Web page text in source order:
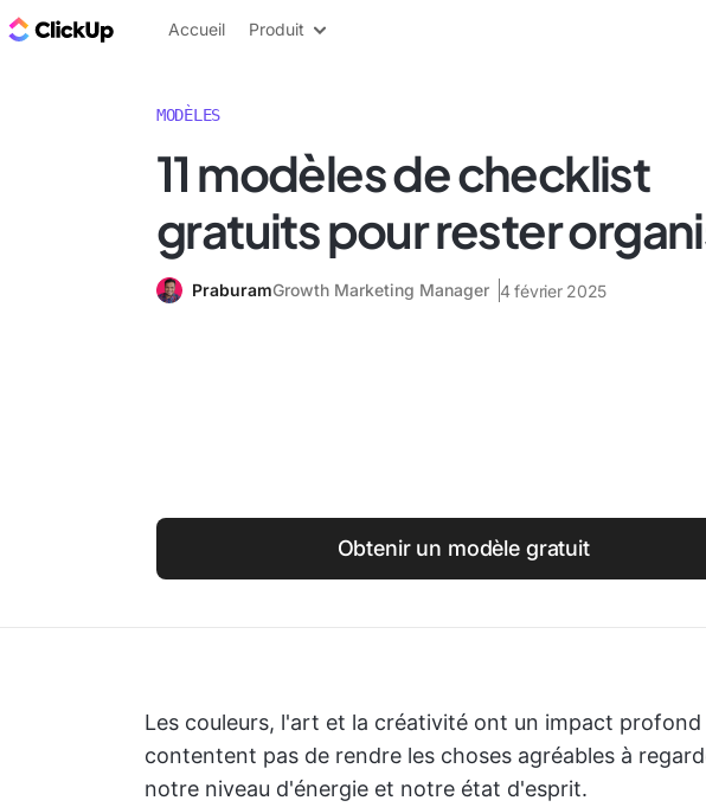
ClickUp Blog
Accueil Produit
MODÈLES
11 modèles de checklist
gratuits pour rester
PraburamGrowth Marketing Manager 4 février 2025
Obtenir un modèle gratuit
Les couleurs, l'art et la créativité ont un impact
contentent pas de rendre les choses agréables à
notre niveau d'énergie et notre état d'esprit.